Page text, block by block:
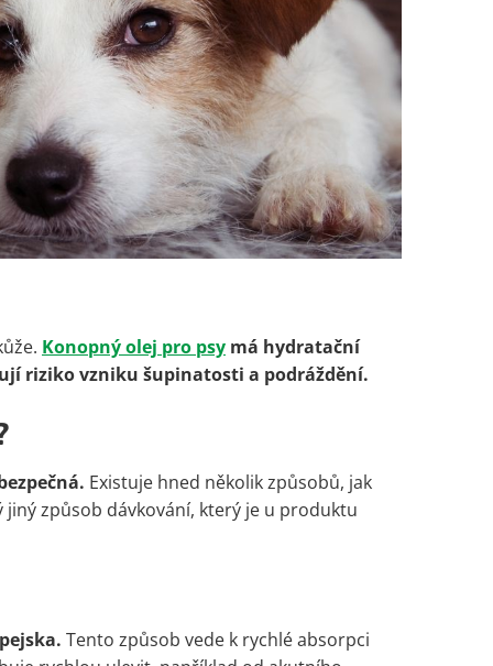
Konopný olej pro psy má hydratační
riziko vzniku šupinatosti a podráždění.
Existuje hned několik způsobů, jak
způsob dávkování, který je u produktu
Tento způsob vede k rychlé absorpci